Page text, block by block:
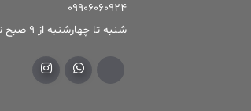
09906060924
شنبه تا چهارشنبه از 9 صبح تا 17 پاسخگوی شما هستیم.